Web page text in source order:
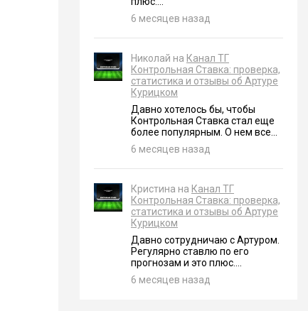
6 месяцев назад
Николай на Канал ТГ
Контрольная Ставка: проверка,
статистика и отзывы об Артуре
Курицком
Давно хотелось бы, чтобы
Контрольная Ставка стал еще
более популярным. О нем все...
6 месяцев назад
Кристина на Канал ТГ
Контрольная Ставка: проверка,
статистика и отзывы об Артуре
Курицком
Давно сотрудничаю с Артуром.
Регулярно ставлю по его
прогнозам и это плюс....
6 месяцев назад